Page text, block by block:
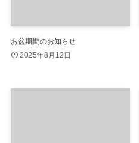
お盆期間のお知らせ
2025年8月12日